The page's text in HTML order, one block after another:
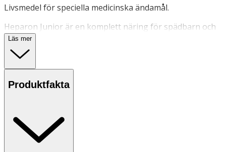
Livsmedel för speciella medicinska ändamål.
Heparon Junior är en komplett näring för spädbarn och
mindre barn med akut eller kronisk leversjukdom. Kan
matas med flaska eller ges med sond.
Används på inrådan av läkare eller dietist.
Ingredienser
Glukossirap, vegetabiliska oljor (medellånga triglycerider
galaktooligosackarider (från
komjölk), vassleprotein (från komjölk), L-valin, L-leucin,
fiskolja, fruktooligosackarider, L-isoleucin,
Läs mer
Produktfakta